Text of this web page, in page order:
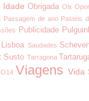
Obrigada Olx
Passagem de ano Pastéis
Publicidade
Saudades
Susto Tarragona
Viagens Vida